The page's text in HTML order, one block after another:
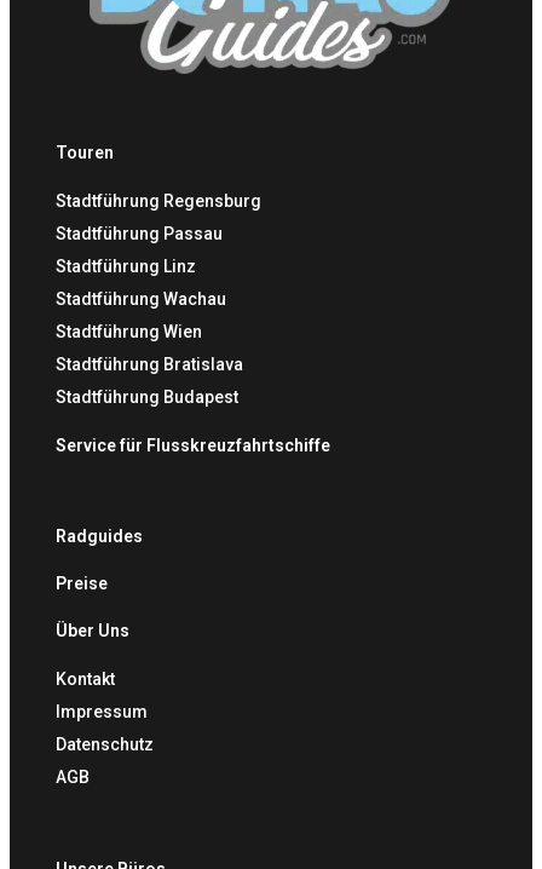
Touren
Stadtführung Regensburg
Stadtführung Passau
Stadtführung Linz
Stadtführung Wachau
Stadtführung Wien
Stadtführung Bratislava
Stadtführung Budapest
Service für Flusskreuzfahrtschiffe
Radguides
Preise
Über Uns
Kontakt
Impressum
Datenschutz
AGB